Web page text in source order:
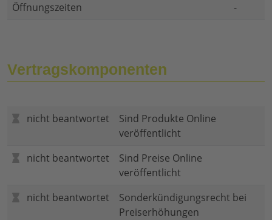
Öffnungszeiten -
Vertragskomponenten
nicht beantwortet
Sind Produkte Online
veröffentlicht
nicht beantwortet
Sind Preise Online
veröffentlicht
nicht beantwortet
Sonderkündigungsrecht bei
Preiserhöhungen